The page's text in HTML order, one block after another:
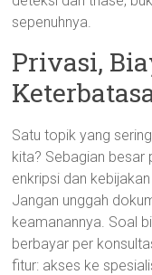
sepenuhnya.
Privasi,
Satu topik yang
kita? Sebagian besar
enkripsi dan
Jangan unggah
keamanannya. Soal
berbayar per
fitur: akses ke